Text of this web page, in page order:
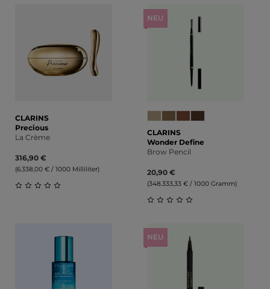
CLARINS
Precious
La Crème
316,90 €
(6.338,00 € / 1000 Milliliter)
Durchschnittliche Bewertung von 0 von 5 Sternen
NEU
CLARINS
Wonder Define
Brow Pencil
20,90 €
(348.333,33 € / 1000 Gramm)
NEU